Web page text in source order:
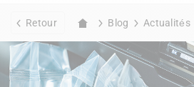
Retour Blog Actualités